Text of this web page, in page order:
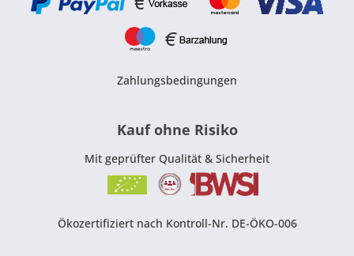
Zahlungsbedingungen
Kauf ohne Risiko
Mit geprüfter Qualität & Sicherheit
Ökozertifiziert nach Kontroll-Nr. DE-ÖKO-006